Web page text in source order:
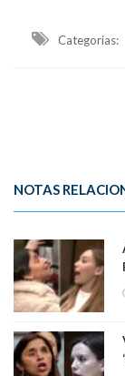
Categorias:
NOTAS